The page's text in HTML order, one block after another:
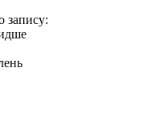
запису: